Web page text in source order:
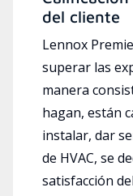
del cliente
Lennox
superar las
manera
hagan, están
instalar, dar
de HVAC, se
satisfacción